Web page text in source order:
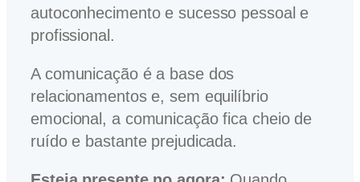
autoconhecimento e sucesso pessoal e
profissional.
A comunicação é a base dos
relacionamentos e, sem equilíbrio
emocional, a comunicação fica cheio de
ruído e bastante prejudicada.